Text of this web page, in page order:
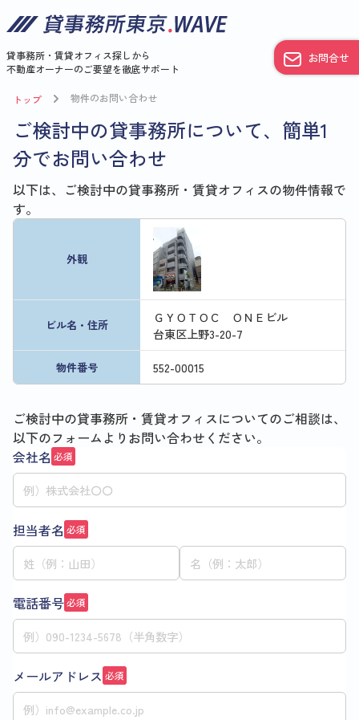
貸事務所・賃貸オフィス探しから
不動産オーナーのご要望を徹底サポート
お問合せ
トップ 物件のお問い合わせ
ご検討中の貸事務所について、簡単1
分でお問い合わせ
以下は、ご検討中の貸事務所・賃貸オフィスの物件情報で
す。
外観
ビル名・住所
ＧＹＯＴＯＣ ＯＮＥビル
台東区上野3-20-7
物件番号 552-00015
ご検討中の貸事務所・賃貸オフィスについてのご相談は、
以下のフォームよりお問い合わせください。
会社名 必須
担当者名 必須
電話番号必須
メールアドレス 必須